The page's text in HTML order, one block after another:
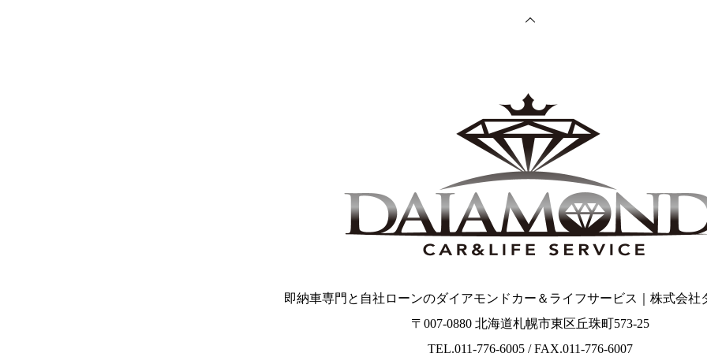
即納車専門と自社ローンのダイアモンドカー＆ライフサービス｜株式会社
〒007-0880 北海道札幌市東区丘珠町573-25
TEL.011-776-6005 / FAX.011-776-6007